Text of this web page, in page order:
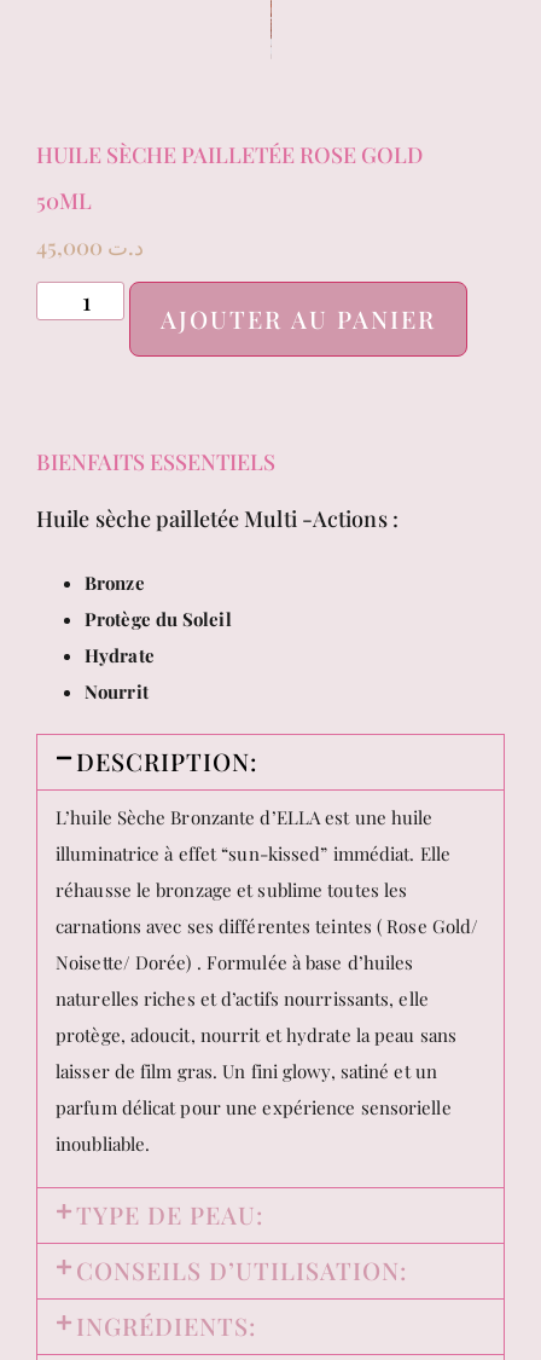
HUILE SÈCHE PAILLETÉE ROSE GOLD
50ML
د.ت
AJOUTER AU PANIER
BIENFAITS ESSENTIELS
Huile sèche pailletée Multi -Actions :
Bronze
Protège du Soleil
Hydrate
Nourrit
DESCRIPTION:
L’huile Sèche Bronzante d’ELLA est une huile
illuminatrice à effet “sun-kissed” immédiat. Elle
réhausse le bronzage et sublime toutes les
carnations avec ses différentes teintes ( Rose Gold/
Noisette/ Dorée) . Formulée à base d’huiles
naturelles riches et d’actifs nourrissants, elle
protège, adoucit, nourrit et hydrate la peau sans
laisser de film gras. Un fini glowy, satiné et un
parfum délicat pour une expérience sensorielle
inoubliable.
TYPE DE PEAU:
CONSEILS D’UTILISATION:
INGRÉDIENTS: